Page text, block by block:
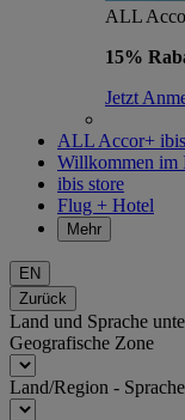
ALL
15%
Jetzt
ALL Accor+ ibis
Willkommen im
ibis store
Flug + Hotel
Mehr
EN
Zurück
Land und Sprache
Geografische Zone
Land/Region - Sprache